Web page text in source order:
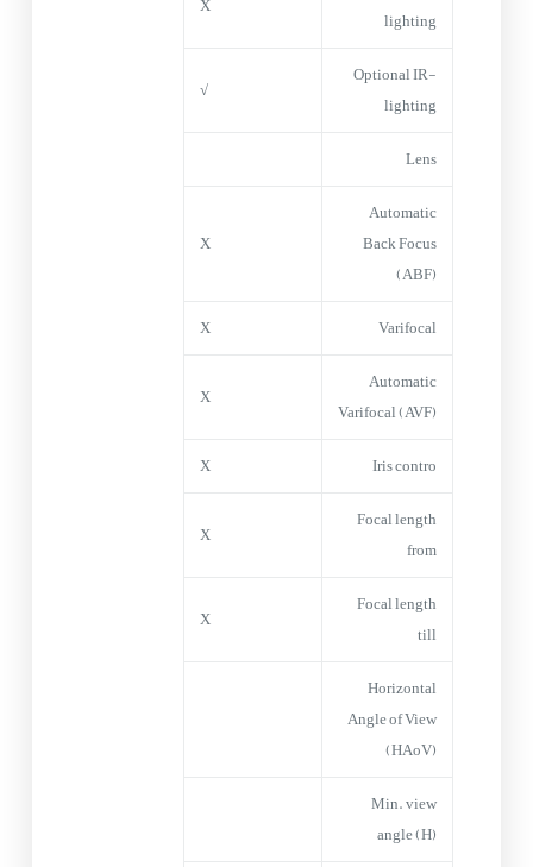
lighting
Optional IR-
lighting
√
Lens
Automatic
Back Focus
(ABF)
X
Varifocal
X
Automatic
Varifocal (AVF)
X
Iris contro
X
Focal length
from
X
Focal length
till
X
Horizontal
Angle of View
(HAoV)
Min. view
angle (H)